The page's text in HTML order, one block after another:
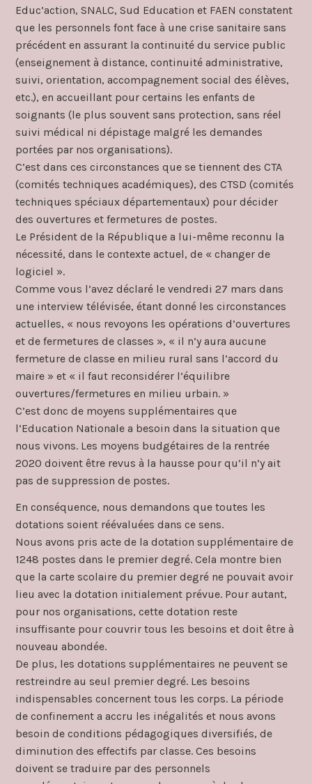
Educ’action, SNALC, Sud Education et FAEN constatent
que les personnels font face à une crise sanitaire sans
précédent en assurant la continuité du service public
(enseignement à distance, continuité administrative,
suivi, orientation, accompagnement social des élèves,
etc.), en accueillant pour certains les enfants de
soignants (le plus souvent sans protection, sans réel
suivi médical ni dépistage malgré les demandes
portées par nos organisations).
C’est dans ces circonstances que se tiennent des CTA
(comités techniques académiques), des CTSD (comités
techniques spéciaux départementaux) pour décider
des ouvertures et fermetures de postes.
Le Président de la République a lui-même reconnu la
nécessité, dans le contexte actuel, de « changer de
logiciel ».
Comme vous l’avez déclaré le vendredi 27 mars dans
une interview télévisée, étant donné les circonstances
actuelles, « nous revoyons les opérations d’ouvertures
et de fermetures de classes », « il n’y aura aucune
fermeture de classe en milieu rural sans l’accord du
maire » et « il faut reconsidérer l’équilibre
ouvertures/fermetures en milieu urbain. »
C’est donc de moyens supplémentaires que
l’Education Nationale a besoin dans la situation que
nous vivons. Les moyens budgétaires de la rentrée
2020 doivent être revus à la hausse pour qu’il n’y ait
pas de suppression de postes.
En conséquence, nous demandons que toutes les
dotations soient réévaluées dans ce sens.
Nous avons pris acte de la dotation supplémentaire de
1248 postes dans le premier degré. Cela montre bien
que la carte scolaire du premier degré ne pouvait avoir
lieu avec la dotation initialement prévue. Pour autant,
pour nos organisations, cette dotation reste
insuffisante pour couvrir tous les besoins et doit être à
nouveau abondée.
De plus, les dotations supplémentaires ne peuvent se
restreindre au seul premier degré. Les besoins
indispensables concernent tous les corps. La période
de confinement a accru les inégalités et nous avons
besoin de conditions pédagogiques diversifiés, de
diminution des effectifs par classe. Ces besoins
doivent se traduire par des personnels